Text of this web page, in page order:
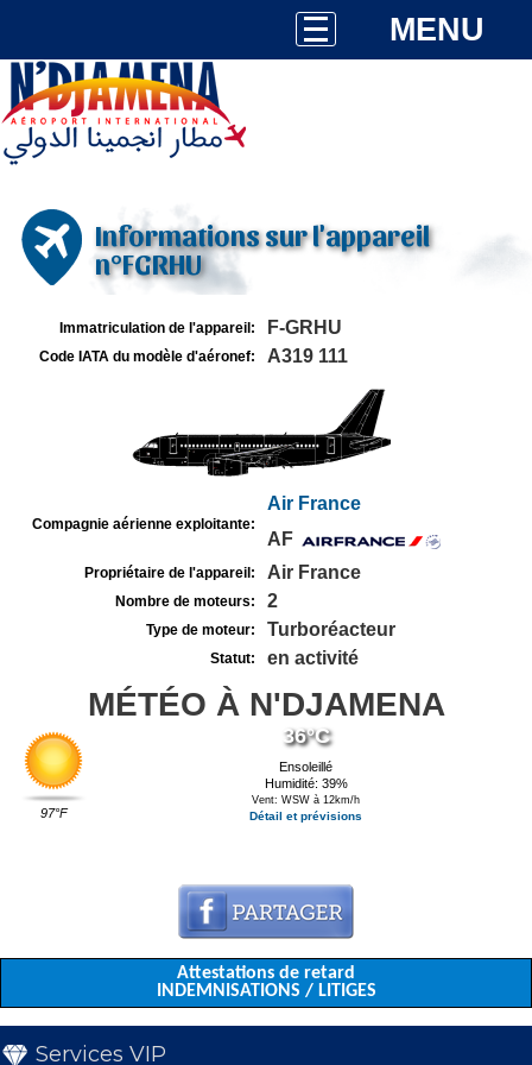
MENU
Informations sur l'appareil
n°FGRHU
Immatriculation de l'appareil: F-GRHU
Code IATA du modèle d'aéronef: A319 111
Compagnie aérienne exploitante:
Air France
AF
Propriétaire de l'appareil: Air France
Nombre de moteurs: 2
Type de moteur: Turboréacteur
Statut: en activité
MÉTÉO À N'DJAMENA
97°F
36°C
Ensoleillé
Humidité: 39%
Vent: WSW à 12km/h
Détail et prévisions
Attestations de retard
INDEMNISATIONS / LITIGES
Services VIP